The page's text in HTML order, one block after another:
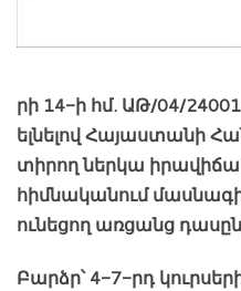
րի 14-ի հմ. ԱԹ/04/
ելնելով Հայաստանի
տիրող ներկա
հիմնականում
ունեցող առցանց
Բարձր՝ 4-7-րդ